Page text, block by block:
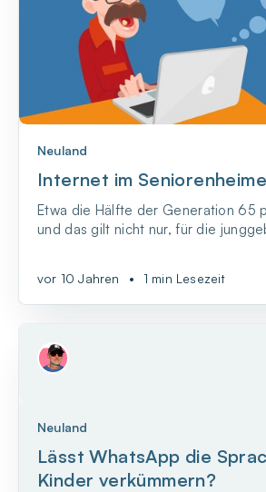
Neuland
Internet im
Etwa die Hälfte der Generation 65
und das gilt nicht nur, für die
Alter ist das Internet ein wichtiges
Selbstbestimmung, Unabhängigkeit
vor 10 Jahren • 1 min Lesezeit
Neuland
Lässt WhatsApp die
Kinder verkümmern?